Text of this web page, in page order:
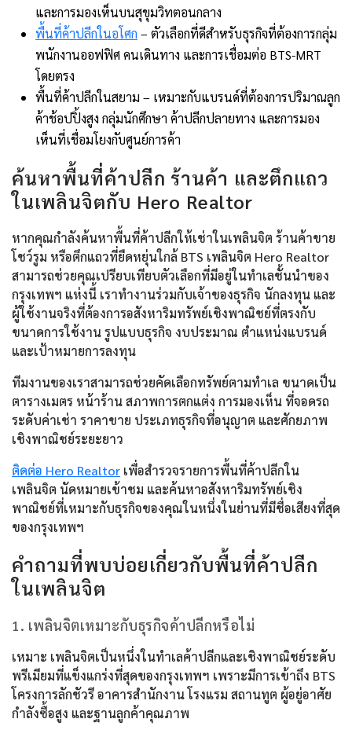
และการมองเห็นบนสุขุมวิทตอนกลาง
พื้นที่ค้าปลีกในอโศก – ตัวเลือกที่ดีสำหรับธุรกิจที่ต้องการกลุ่ม
พนักงานออฟฟิศ คนเดินทาง และการเชื่อมต่อ BTS-MRT
โดยตรง
พื้นที่ค้าปลีกในสยาม – เหมาะกับแบรนด์ที่ต้องการปริมาณลูก
ค้าช้อปปิ้งสูง กลุ่มนักศึกษา ค้าปลีกปลายทาง และการมอง
เห็นที่เชื่อมโยงกับศูนย์การค้า
ค้นหาพื้นที่ค้าปลีก ร้านค้า และตึกแถว
ในเพลินจิตกับ Hero Realtor
หากคุณกำลังค้นหาพื้นที่ค้าปลีกให้เช่าในเพลินจิต ร้านค้าขาย
โชว์รูม หรือตึกแถวที่ยืดหยุ่นใกล้ BTS เพลินจิต Hero Realtor
สามารถช่วยคุณเปรียบเทียบตัวเลือกที่มีอยู่ในทำเลชั้นนำของ
กรุงเทพฯ แห่งนี้ เราทำงานร่วมกับเจ้าของธุรกิจ นักลงทุน และ
ผู้ใช้งานจริงที่ต้องการอสังหาริมทรัพย์เชิงพาณิชย์ที่ตรงกับ
ขนาดการใช้งาน รูปแบบธุรกิจ งบประมาณ ตำแหน่งแบรนด์
และเป้าหมายการลงทุน
ทีมงานของเราสามารถช่วยคัดเลือกทรัพย์ตามทำเล ขนาดเป็น
ตารางเมตร หน้าร้าน สภาพการตกแต่ง การมองเห็น ที่จอดรถ
ระดับค่าเช่า ราคาขาย ประเภทธุรกิจที่อนุญาต และศักยภาพ
เชิงพาณิชย์ระยะยาว
ติดต่อ Hero Realtor เพื่อสำรวจรายการพื้นที่ค้าปลีกใน
เพลินจิต นัดหมายเข้าชม และค้นหาอสังหาริมทรัพย์เชิง
พาณิชย์ที่เหมาะกับธุรกิจของคุณในหนึ่งในย่านที่มีชื่อเสียงที่สุด
ของกรุงเทพฯ
คำถามที่พบบ่อยเกี่ยวกับพื้นที่ค้าปลีก
ในเพลินจิต
1. เพลินจิตเหมาะกับธุรกิจค้าปลีกหรือไม่
เหมาะ เพลินจิตเป็นหนึ่งในทำเลค้าปลีกและเชิงพาณิชย์ระดับ
พรีเมียมที่แข็งแกร่งที่สุดของกรุงเทพฯ เพราะมีการเข้าถึง BTS
โครงการลักชัวรี อาคารสำนักงาน โรงแรม สถานทูต ผู้อยู่อาศัย
กำลังซื้อสูง และฐานลูกค้าคุณภาพ